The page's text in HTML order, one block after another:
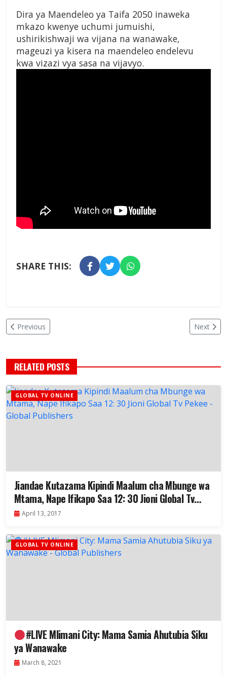
Dira ya Maendeleo ya Taifa 2050 inaweka
mkazo kwenye uchumi jumuishi,
ushirikishwaji wa vijana na wanawake,
mageuzi ya kisera na maendeleo endelevu
kwa vizazi vya sasa na vijavyo.
SHARE THIS:
Previous Next
RELATED POSTS
GLOBAL TV ONLINE
Jiandae Kutazama Kipindi Maalum cha Mbunge wa
Mtama, Nape Ifikapo Saa 12: 30 Jioni Global Tv
Pekee
April 13, 2017
GLOBAL TV ONLINE
#LIVE​​​ Mlimani City: Mama Samia Ahutubia Siku
ya Wanawake
March 8, 2021